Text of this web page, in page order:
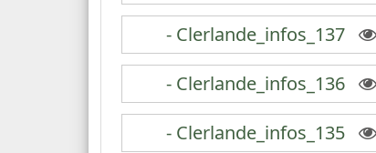
- Clerlande_infos_137
- Clerlande_infos_136
- Clerlande_infos_135